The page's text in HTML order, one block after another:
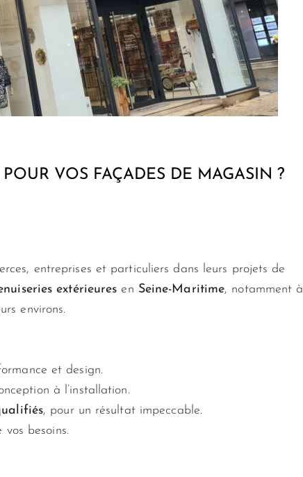
VOS FAÇADES DE MAGASIN ?
entreprises et particuliers dans leurs projets de
extérieures en Seine-Maritime, notamment à
environs.
et design.
à l’installation.
, pour un résultat impeccable.
vos besoins.